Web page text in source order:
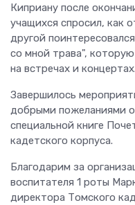
Киприану после
учащихся спросил, как
другой
со мной трава",
на встречах и концертах.
Завершилось
добрыми пожеланиями
специальной книге
кадетского корпуса.
Благодарим за
воспитателя 1 роты
директора Томского